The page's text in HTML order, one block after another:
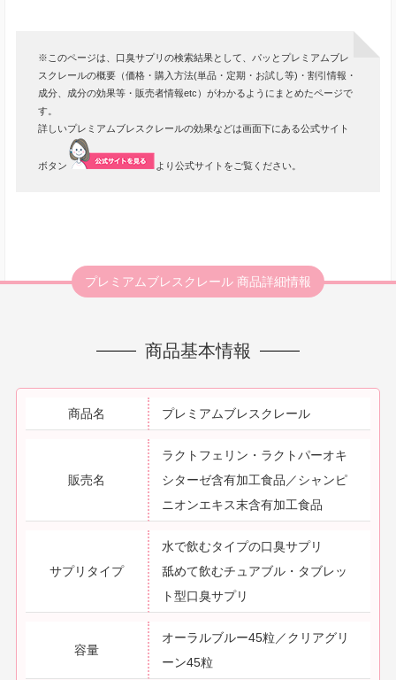
※このページは、口臭サプリの検索結果として、パッとプレミアムブレ
スクレールの概要（価格・購入方法(単品・定期・お試し等)・割引情報・
成分、成分の効果等・販売者情報etc）がわかるようにまとめたページで
す。
詳しいプレミアムブレスクレールの効果などは画面下にある公式サイト
ボタン より公式サイトをご覧ください。
プレミアムブレスクレール 商品詳細情報
商品基本情報
商品名 プレミアムブレスクレール
販売名
ラクトフェリン・ラクトパーオキ
シターゼ含有加工食品／シャンピ
ニオンエキス末含有加工食品
サプリタイプ
水で飲むタイプの口臭サプリ
舐めて飲むチュアブル・タブレッ
ト型口臭サプリ
容量
オーラルブルー45粒／クリアグリ
ーン45粒